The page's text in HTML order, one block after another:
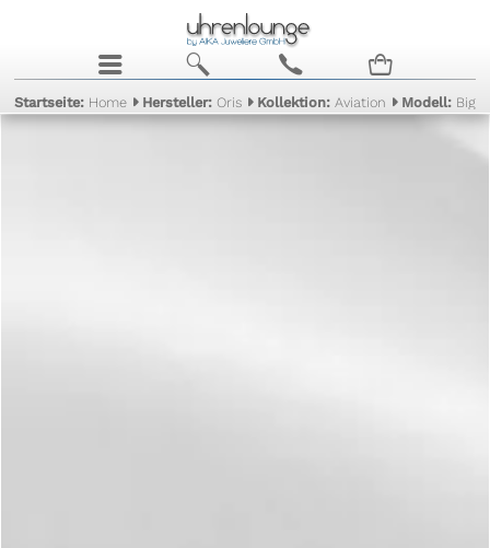
j b c n
Startseite: Home Hersteller:Oris Kollektion: Aviation Modell: Big